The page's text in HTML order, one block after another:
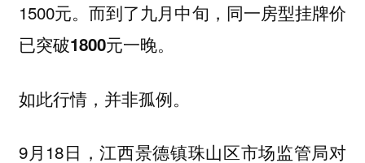
1500元。而到了九月中旬，同一房型挂牌价
已突破1800元一晚。
如此行情，并非孤例。
9月18日，江西景德镇珠山区市场监管局对